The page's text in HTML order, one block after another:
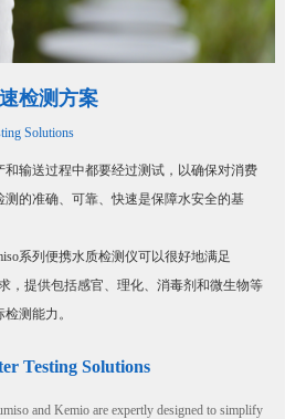
检测方案
和输送过程中都要经过测试，以确保对消费
测的准确、可靠、快速是保障水安全的基
系列便携水质检测仪可以很好地满足
，提供包括感官、理化、消毒剂和微生物等
测能力。
Solutions
Testing Solutions
and Kemio are expertly designed to simplify